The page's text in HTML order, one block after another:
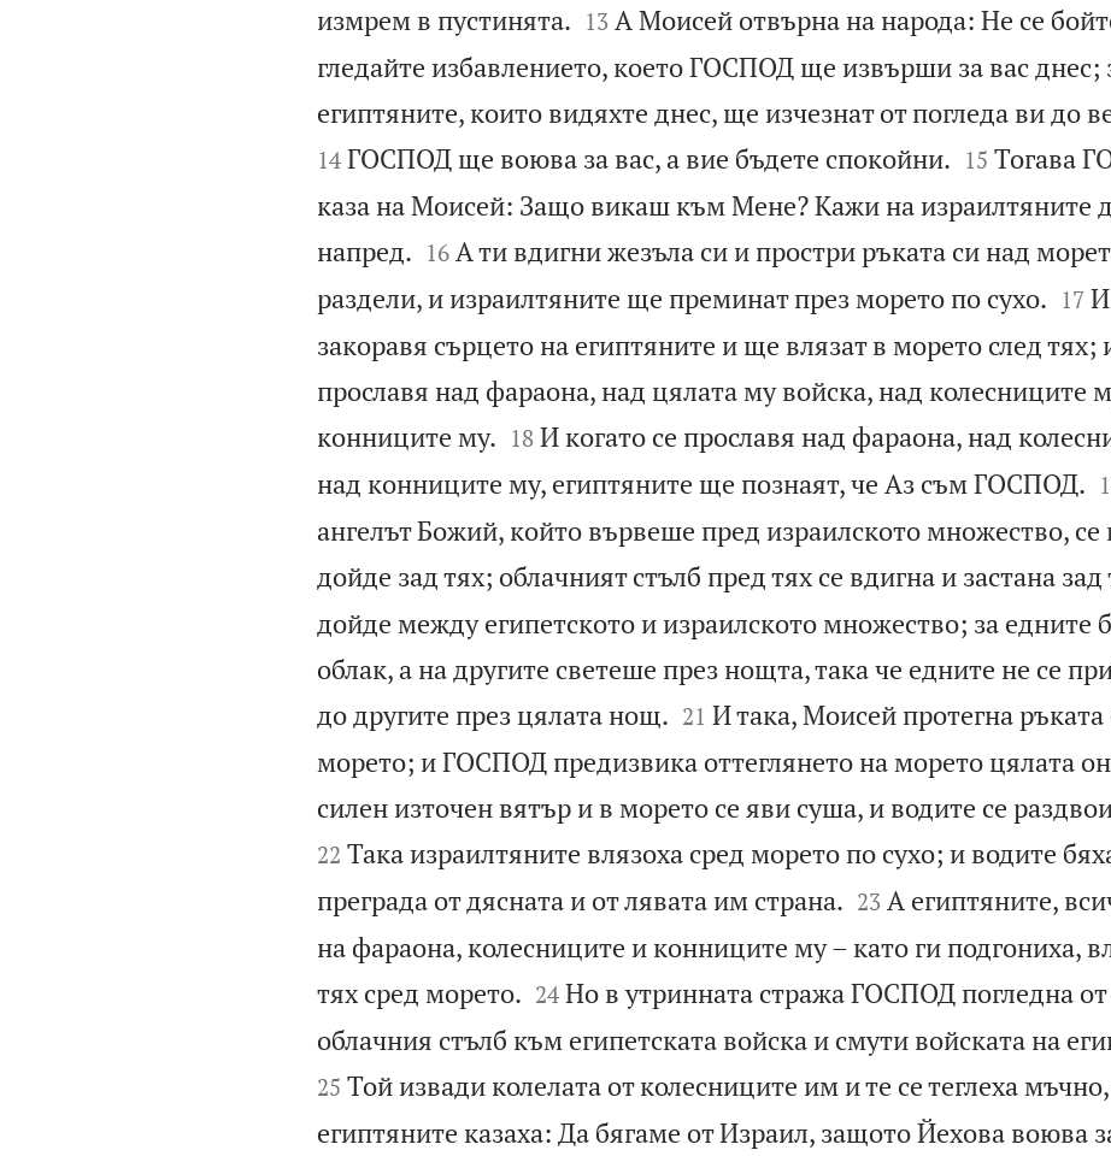
измрем в пустинята.
13 А Моисей отвърна на народа: Не се
гледайте избавлението, което ГОСПОД ще извърши за вас днес;
египтяните, които видяхте днес, ще изчезнат от погледа ви до
14 ГОСПОД ще воюва за вас, а вие бъдете спокойни.
15 Тогава
каза на Моисей: Защо викаш към Мене? Кажи на израилтяните
напред.
16 А ти вдигни жезъла си и простри ръката си над
раздели, и израилтяните ще преминат през морето по сухо.
17
закоравя сърцето на египтяните и ще влязат в морето след тях;
прославя над фараона, над цялата му войска, над колесниците
конниците му.
18 И когато се прославя над фараона, над
над конниците му, египтяните ще познаят, че Аз съм ГОСПОД.
ангелът Божий, който вървеше пред израилското множество, се
дойде зад тях; облачният стълб пред тях се вдигна и застана зад
дойде между египетското и израилското множество; за едните
облак, а на другите светеше през нощта, така че едните не се
до другите през цялата нощ.
21 И така, Моисей протегна ръката
морето; и ГОСПОД предизвика оттеглянето на морето цялата
силен източен вятър и в морето се яви суша, и водите се
22 Така израилтяните влязоха сред морето по сухо; и водите
преграда от дясната и от лявата им страна.
23 А египтяните,
на фараона, колесниците и конниците му – като ги подгониха,
тях сред морето.
24 Но в утринната стража ГОСПОД погледна
облачния стълб към египетската войска и смути войската на
25 Той извади колелата от колесниците им и те се теглеха
египтяните казаха: Да бягаме от Израил, защото Йехова воюва